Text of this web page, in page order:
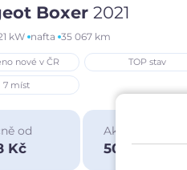
Boxer 2021
kW nafta 35 067 km
nové v ČR TOP stav
7 míst
od
Kč
Akční cena
500 000 Kč